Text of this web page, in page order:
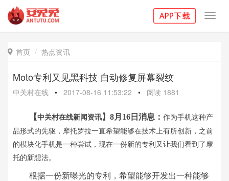
 首页 热点资讯
Moto专利又见黑科技 自动修复屏幕裂纹
中关村在线 • 2017-08-16 11:53:22 • 阅读 1881
【中关村在线新闻资讯】8月16日消息： 作为手机这种产
品形式的先驱，摩托罗拉一直希望能够在技术上有所创新，之前
的模块化手机是一种尝试，现在一份新的专利又让我们看到了摩
托的新想法。
根据一份新曝光的专利，希望能够开发出一种能够